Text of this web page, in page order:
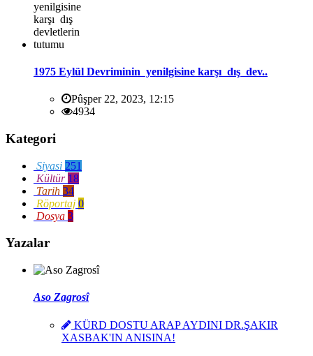
1975 Eylül Devriminin yenilgisine karşı dış dev..
Pûşper 22, 2023, 12:15
4934
Kategori
Siyasi 251
Kültür 18
Tarih 34
Röportaj 0
Dosya 3
Yazalar
Aso Zagrosî
KÜRD DOSTU ARAP AYDINI DR.ŞAKIR
XASBAK'IN ANISINA!